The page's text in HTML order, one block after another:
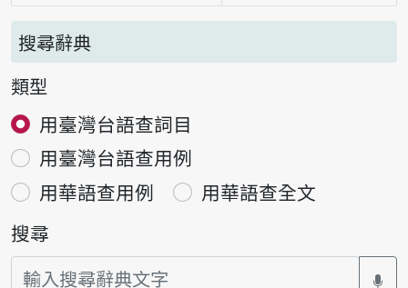
搜尋辭典
類型
用臺灣台語查詞目
用臺灣台語查用例
用華語查用例
用華語查全文
搜尋